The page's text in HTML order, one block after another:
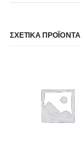
ΣΧΕΤΙΚΆ ΠΡΟΪΌΝΤΑ